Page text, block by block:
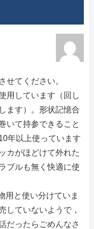
てください。
用しています（回し
ます）。形状記憶合
いて持参できること
年以上使っています
カがほどけて外れた
ブルも無く快適に使
と使い分けていま
していないようで，
だったらごめんなさ